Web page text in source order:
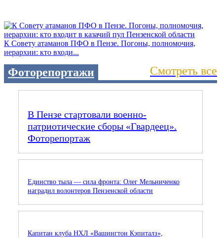
К Совету атаманов ПФО в Пензе. Погоны, полномочия,
иерархии: кто входи...
Фоторепортажи Смотреть все
В Пензе стартовали военно-
патриотические сборы «Гвардеец».
Фоторепортаж
Единство тыла — сила фронта: Олег Мельниченко
наградил волонтеров Пензенской области
Капитан клуба НХЛ «Вашингтон Кэпиталз»,